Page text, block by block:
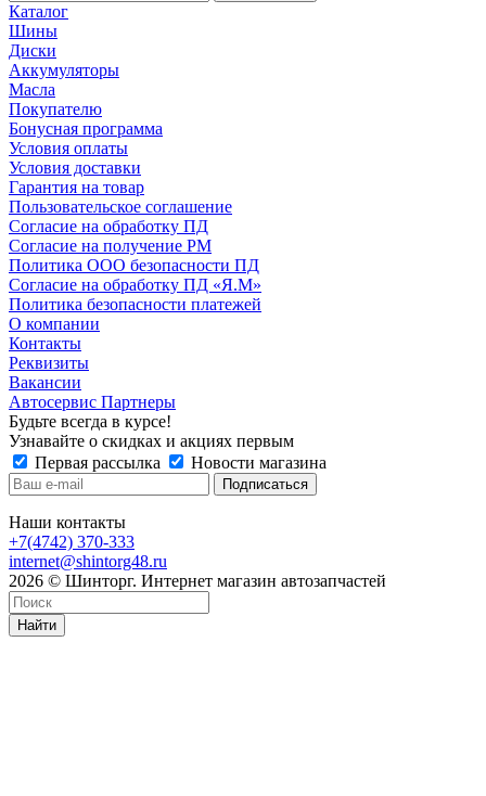
Каталог
Шины
Диски
Аккумуляторы
Масла
Покупателю
Бонусная программа
Условия оплаты
Условия доставки
Гарантия на товар
Пользовательское соглашение
Согласие на обработку ПД
Согласие на получение РМ
Политика ООО безопасности ПД
Согласие на обработку ПД «Я.М»
Политика безопасности платежей
О компании
Контакты
Реквизиты
Вакансии
Автосервис Партнеры
Будьте всегда в курсе!
Узнавайте о скидках и акциях первым
Первая рассылка
Новости магазина
Наши контакты
+7(4742) 370-333
internet@shintorg48.ru
2026 © Шинторг. Интернет магазин автозапчастей
Найти